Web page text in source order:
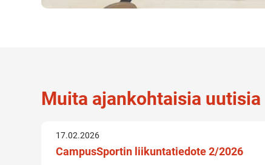
Muita ajankohtaisia uutisia
17.02.2026
CampusSportin liikuntatiedote 2/2026